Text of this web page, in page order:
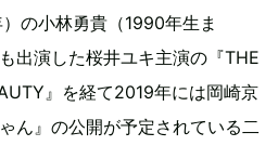
の小林勇貴（1990年生ま
出演した桜井ユキ主演の『THE
』を経て2019年には岡崎京
ん』の公開が予定されている二